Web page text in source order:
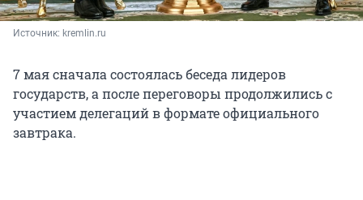
Источник: kremlin.ru
7 мая сначала состоялась беседа лидеров
государств, а после переговоры продолжились с
участием делегаций в формате официального
завтрака.